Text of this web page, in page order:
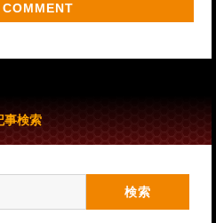
事検索
索: